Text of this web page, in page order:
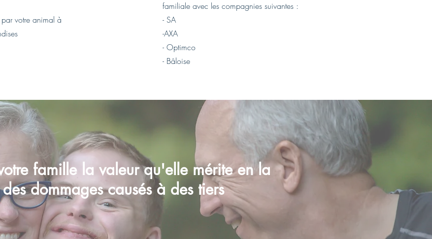
votre animal à
familiale avec les compagnies suivantes :
- SA
-AXA
- Optimco
- Bâloise
famille la valeur qu'elle mérite en la
dommages causés à des tiers